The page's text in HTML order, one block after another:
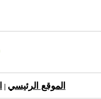
الموقع الرئيسي